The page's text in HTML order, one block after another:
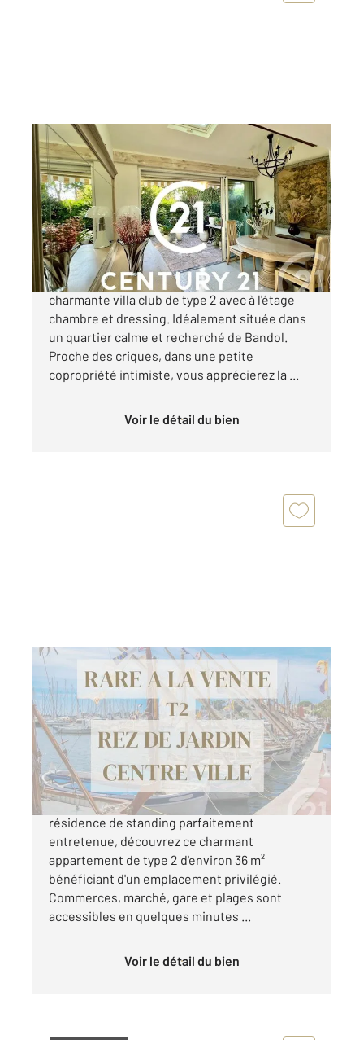
BANDOL 83
47,58 m2, 2 pièces
Ref : 719
Maison à vendre
315 700 €
BANDOL VILLA CLUB Venez découvrir cette
charmante villa club de type 2 avec à l'étage
chambre et dressing. Idéalement située dans
un quartier calme et recherché de Bandol.
Proche des criques, dans une petite
copropriété intimiste, vous apprécierez la ...
Voir le détail du bien
BANDOL 83
37,12 m2, 2 pièces
Ref : 1425
Appartement T2 à vendre
329 000 €
En plein cœur de Bandol, au sein d'une
résidence de standing parfaitement
entretenue, découvrez ce charmant
appartement de type 2 d'environ 36 m²
bénéficiant d'un emplacement privilégié.
Commerces, marché, gare et plages sont
accessibles en quelques minutes ...
Voir le détail du bien